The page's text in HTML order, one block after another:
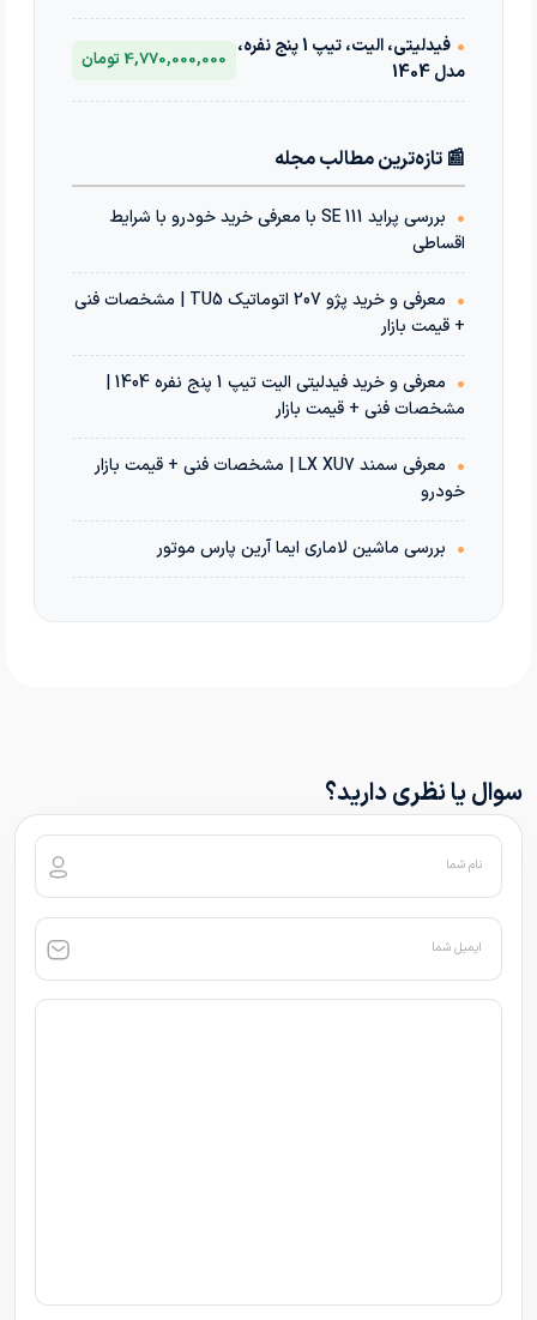
•
فیدلیتی، الیت، تیپ 1 پنج نفره،
مدل 1404
4,770,000,000 تومان
📰 تازه‌ترین مطالب مجله
•
بررسی پراید 111 SE با معرفی خرید خودرو با شرایط
اقساطی
•
معرفی و خرید پژو 207 اتوماتیک TU5 | مشخصات فنی
+ قیمت بازار
•
معرفی و خرید فیدلیتی الیت تیپ 1 پنج نفره 1404 |
مشخصات فنی + قیمت بازار
•
معرفی سمند LX XU7 | مشخصات فنی + قیمت بازار
خودرو
• بررسی ماشین لاماری ایما آرین پارس موتور
سوال یا نظری دارید؟
نام شما
ایمیل شما